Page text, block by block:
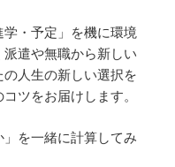
学・予定」を機に環境
遣や無職から新しい
人生の新しい選択を
ツをお届けします。
を一緒に計算してみ